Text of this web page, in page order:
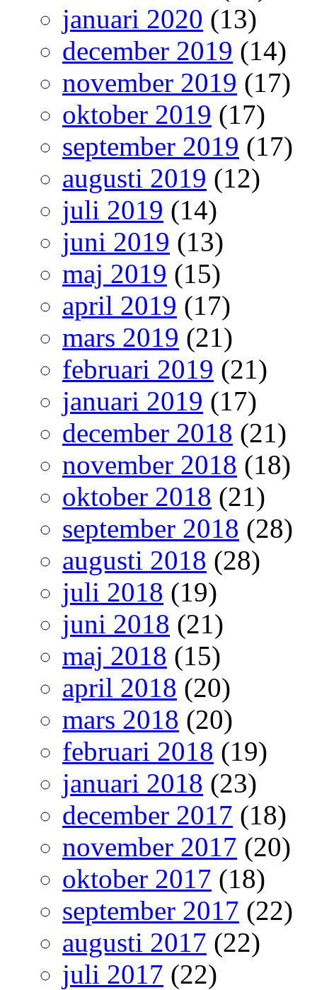
januari 2020 (13)
december 2019 (14)
november 2019 (17)
oktober 2019 (17)
september 2019 (17)
augusti 2019 (12)
juli 2019 (14)
juni 2019 (13)
maj 2019 (15)
april 2019 (17)
mars 2019 (21)
februari 2019 (21)
januari 2019 (17)
december 2018 (21)
november 2018 (18)
oktober 2018 (21)
september 2018 (28)
augusti 2018 (28)
juli 2018 (19)
juni 2018 (21)
maj 2018 (15)
april 2018 (20)
mars 2018 (20)
februari 2018 (19)
januari 2018 (23)
december 2017 (18)
november 2017 (20)
oktober 2017 (18)
september 2017 (22)
augusti 2017 (22)
juli 2017 (22)